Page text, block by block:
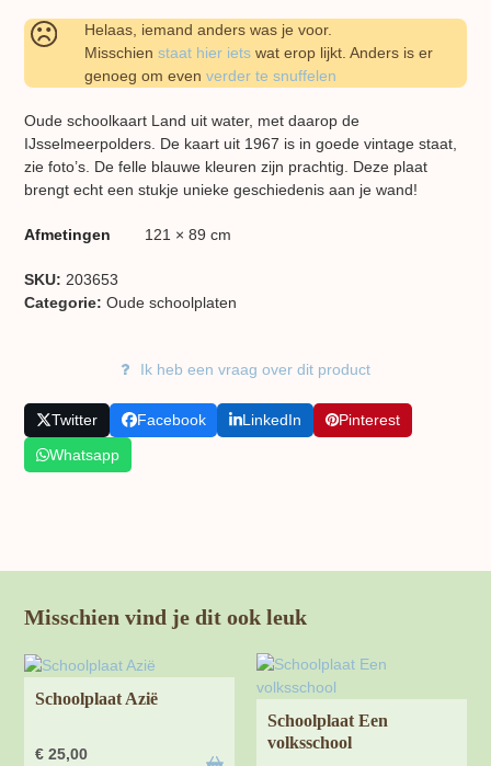
Helaas, iemand anders was je voor.
Misschienstaat hier iets wat erop lijkt. Anders is er
genoeg om evenverder te snuffelen
Oude schoolkaart Land uit water, met daarop de
IJsselmeerpolders. De kaart uit 1967 is in goede vintage staat,
zie foto’s. De felle blauwe kleuren zijn prachtig. Deze plaat
brengt echt een stukje unieke geschiedenis aan je wand!
Afmetingen 121 × 89 cm
SKU: 203653
Categorie:Oude schoolplaten
Ik heb een vraag over dit product
Twitter Facebook LinkedIn
Pinterest
Whatsapp
Misschien vind je dit ook leuk
Schoolplaat Azië
€ 25,00
Schoolplaat Een
volksschool